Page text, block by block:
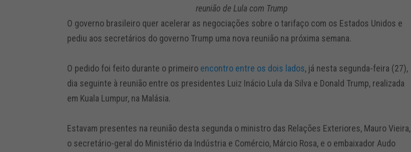
reunião de Lula com Trump
O governo brasileiro quer acelerar as negociações sobre o tarifaço com os Estados Unidos e
pediu aos secretários do governo Trump uma nova reunião na próxima semana.
O pedido foi feito durante o primeiro encontro entre os dois lados, já nesta segunda-feira (27),
dia seguinte à reunião entre os presidentes Luiz Inácio Lula da Silva e Donald Trump, realizada
em Kuala Lumpur, na Malásia.
Estavam presentes na reunião desta segunda o ministro das Relações Exteriores, Mauro Vieira,
o secretário-geral do Ministério da Indústria e Comércio, Márcio Rosa, e o embaixador Audo